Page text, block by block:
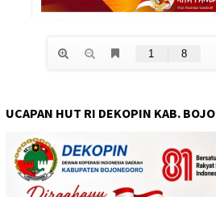
UCAPAN HUT RI DEKOPIN KAB.